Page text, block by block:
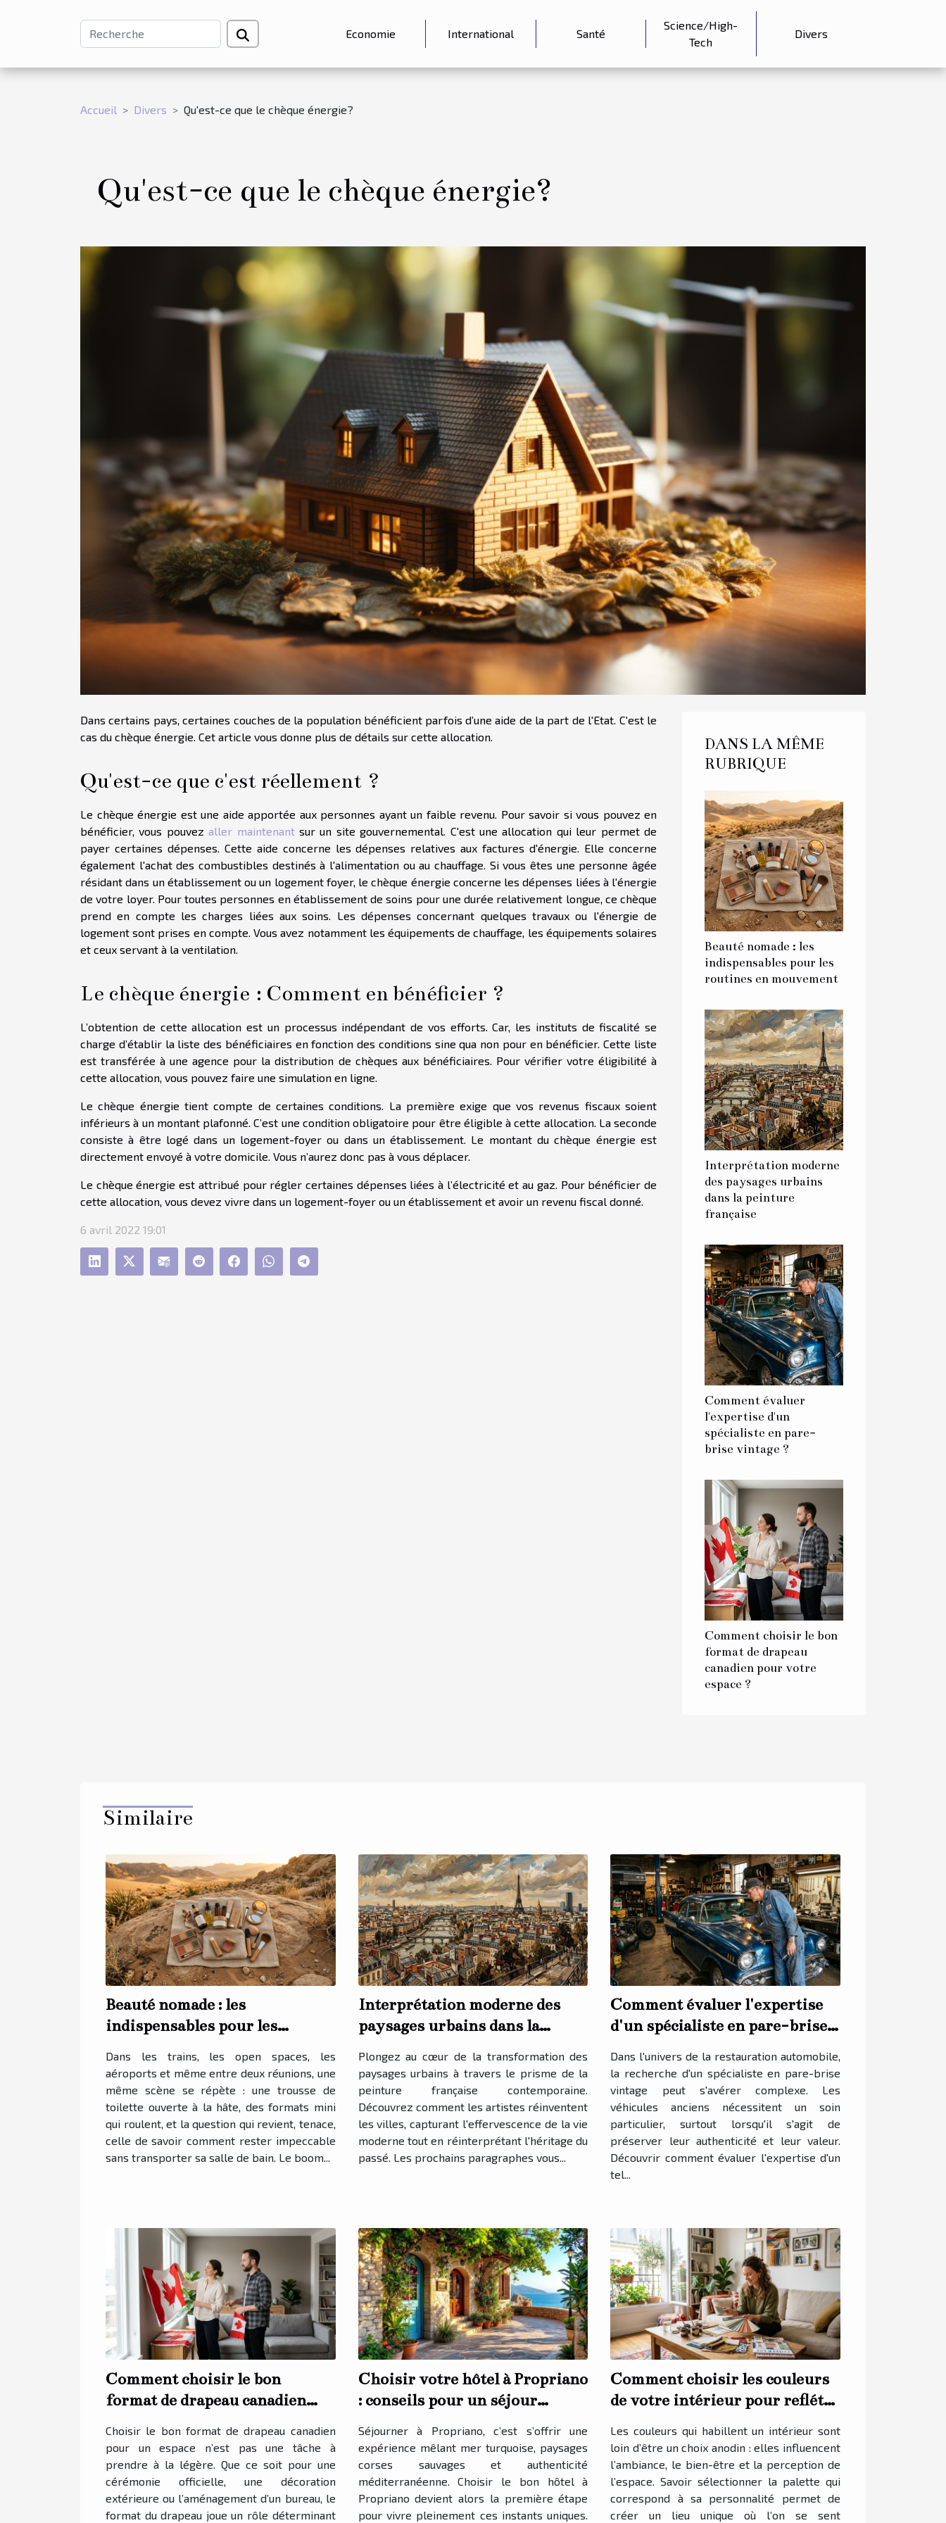
Economie International Santé
Science/High-
Tech
Divers
Accueil Divers Qu'est-ce que le chèque énergie?
Qu'est-ce que le chèque énergie?
Dans certains pays, certaines couches de la population bénéficient parfois d’une aide de la part de l'Etat. C'est le
cas du chèque énergie. Cet article vous donne plus de détails sur cette allocation.
Qu'est-ce que c'est réellement ?
Le chèque énergie est une aide apportée aux personnes ayant un faible revenu. Pour savoir si vous pouvez en
bénéficier, vous pouvezaller maintenantsur un site gouvernemental. C'est une allocation qui leur permet de
payer certaines dépenses. Cette aide concerne les dépenses relatives aux factures d'énergie. Elle concerne
également l'achat des combustibles destinés à l'alimentation ou au chauffage. Si vous êtes une personne âgée
résidant dans un établissement ou un logement foyer, le chèque énergie concerne les dépenses liées à l'énergie
de votre loyer. Pour toutes personnes en établissement de soins pour une durée relativement longue, ce chèque
prend en compte les charges liées aux soins. Les dépenses concernant quelques travaux ou l'énergie de
logement sont prises en compte. Vous avez notamment les équipements de chauffage, les équipements solaires
et ceux servant à la ventilation.
Le chèque énergie : Comment en bénéficier ?
L’obtention de cette allocation est un processus indépendant de vos efforts. Car, les instituts de fiscalité se
charge d’établir la liste des bénéficiaires en fonction des conditions sine qua non pour en bénéficier. Cette liste
est transférée à une agence pour la distribution de chèques aux bénéficiaires. Pour vérifier votre éligibilité à
cette allocation, vous pouvez faire une simulation en ligne.
Le chèque énergie tient compte de certaines conditions. La première exige que vos revenus fiscaux soient
inférieurs à un montant plafonné. C’est une condition obligatoire pour être éligible à cette allocation. La seconde
consiste à être logé dans un logement-foyer ou dans un établissement. Le montant du chèque énergie est
directement envoyé à votre domicile. Vous n’aurez donc pas à vous déplacer.
Le chèque énergie est attribué pour régler certaines dépenses liées à l’électricité et au gaz. Pour bénéficier de
cette allocation, vous devez vivre dans un logement-foyer ou un établissement et avoir un revenu fiscal donné.
6 avril 2022 19:01
DANS LA MÊME
RUBRIQUE
Beauté nomade : les
indispensables pour les
routines en mouvement
Interprétation moderne
des paysages urbains
dans la peinture
française
Comment évaluer
l'expertise d'un
spécialiste en pare-
brise vintage ?
Comment choisir le bon
format de drapeau
canadien pour votre
espace ?
Similaire
Beauté nomade : les
indispensables pour les
Dans les trains, les open spaces, les
aéroports et même entre deux réunions, une
même scène se répète : une trousse de
toilette ouverte à la hâte, des formats mini
qui roulent, et la question qui revient, tenace,
celle de savoir comment rester impeccable
sans transporter sa salle de bain. Le boom...
Interprétation moderne des
paysages urbains dans la
Plongez au cœur de la transformation des
paysages urbains à travers le prisme de la
peinture française contemporaine.
Découvrez comment les artistes réinventent
les villes, capturant l'effervescence de la vie
moderne tout en réinterprétant l'héritage du
passé. Les prochains paragraphes vous...
Comment évaluer l'expertise
d'un spécialiste en pare-brise
Dans l'univers de la restauration automobile,
la recherche d'un spécialiste en pare-brise
vintage peut s'avérer complexe. Les
véhicules anciens nécessitent un soin
particulier, surtout lorsqu'il s'agit de
préserver leur authenticité et leur valeur.
Découvrir comment évaluer l'expertise d'un
tel...
Comment choisir le bon
format de drapeau canadien
Choisir le bon format de drapeau canadien
pour un espace n’est pas une tâche à
prendre à la légère. Que ce soit pour une
cérémonie officielle, une décoration
extérieure ou l’aménagement d’un bureau, le
format du drapeau joue un rôle déterminant
Choisir votre hôtel à Propriano
: conseils pour un séjour
Séjourner à Propriano, c’est s’offrir une
expérience mêlant mer turquoise, paysages
corses sauvages et authenticité
méditerranéenne. Choisir le bon hôtel à
Propriano devient alors la première étape
pour vivre pleinement ces instants uniques.
Comment choisir les couleurs
de votre intérieur pour refléter
Les couleurs qui habillent un intérieur sont
loin d’être un choix anodin : elles influencent
l’ambiance, le bien-être et la perception de
l’espace. Savoir sélectionner la palette qui
correspond à sa personnalité permet de
créer un lieu unique où l’on se sent